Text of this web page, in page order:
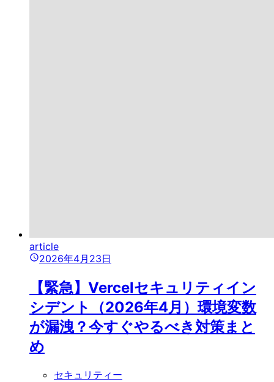
article
2026年4月23日
【緊急】Vercelセキュリティイン
シデント（2026年4月）環境変数
が漏洩？今すぐやるべき対策まと
め
セキュリティー